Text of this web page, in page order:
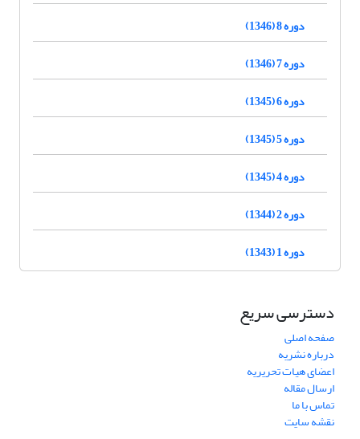
دوره 8 (1346)
دوره 7 (1346)
دوره 6 (1345)
دوره 5 (1345)
دوره 4 (1345)
دوره 2 (1344)
دوره 1 (1343)
دسترسی سریع
صفحه اصلی
درباره نشریه
اعضای هیات تحریریه
ارسال مقاله
تماس با ما
نقشه سایت